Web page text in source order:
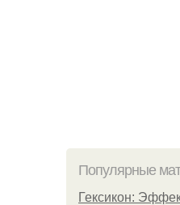
Популярные
Гексикон: